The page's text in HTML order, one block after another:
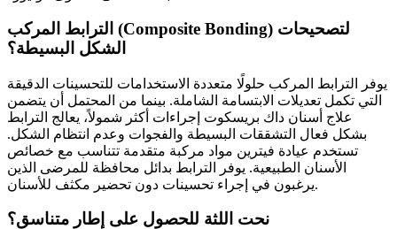
الترابط المركب (Composite Bonding) لتصحيحات
الشكل البسيطة؟
يوفر الترابط المركب حلولًا متعددة الاستخدامات للتحسينات الدقيقة
التي تكمل تعديلات الابتسامة الشاملة. بينما من المحتمل أن يتضمن
علاج أسنان داك بريسكوت إجراءات أكثر شمولاً، يعالج الترابط
بشكل فعال التشققات البسيطة والفجوات وعدم انتظام الشكل.
تستخدم عيادة فيترين مواد مركبة متقدمة تتناسب مع خصائص
الأسنان الطبيعية. يوفر الترابط بدائل محافظة للمرضى الذين
يرغبون في إجراء تحسينات دون تحضير مكثف للأسنان.
نحت اللثة للحصول على إطار متناسق؟